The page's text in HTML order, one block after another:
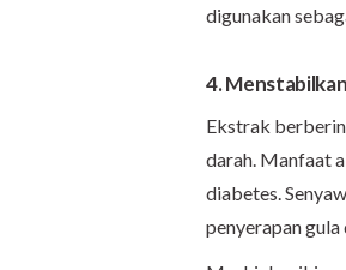
digunakan
4.
Ekstrak
darah. Manfaat
diabetes.
penyerapan gula